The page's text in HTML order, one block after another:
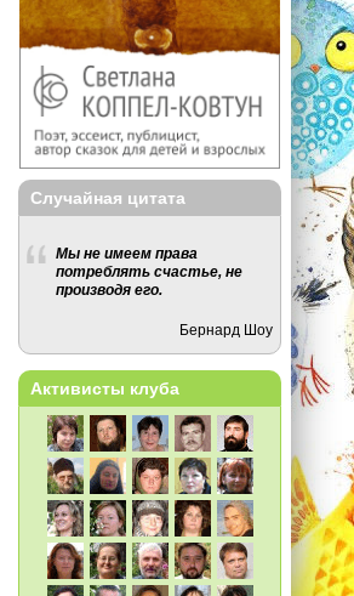
Случайная цитата
Мы не имеем права
потреблять счастье, не
производя его.
Бернард Шоу
Активисты клуба